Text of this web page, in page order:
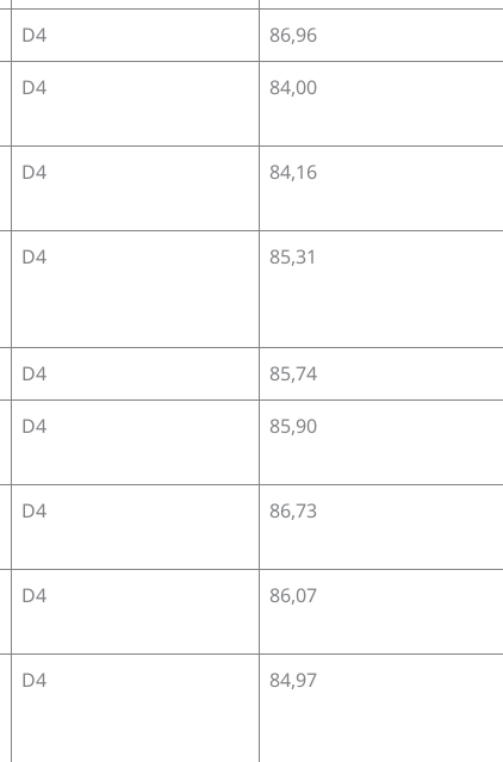
D4
86,96
D4 84,00
D4 84,16
D4 85,31
D4
85,74
D4 85,90
D4 86,73
D4 86,07
D4 84,97